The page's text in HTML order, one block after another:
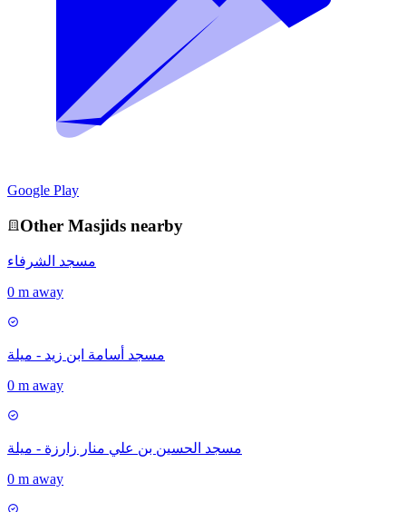
Google Play
Other Masjids nearby
مسجد الشرفاء
0 m away
مسجد أسامة ابن زيد - ميلة
0 m away
مسجد الحسين بن علي منار زارزة - ميلة
0 m away